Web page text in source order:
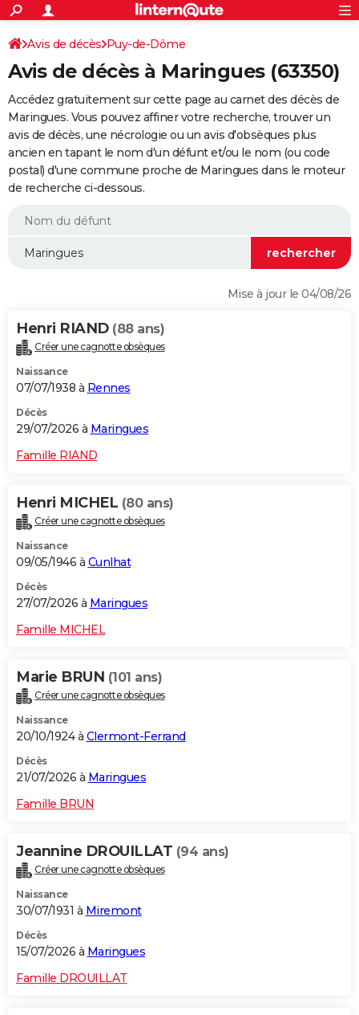
ACTUALITÉS
Politique
Société
Faits Divers
Education
Monde
Villes
+
SPORT
Coupe du monde 2026
Football
Tennis
Cyclisme
Rugby
Forum
Programme TV
TNTStreaming
Cinéma
Sorties cinéma
Musique
+
FINANCE
Retraite
Impôts
Epargne
Immobilier
Risques naturels par ville
Banque
Assurance
Crédit
AUTO
Essais
Réserver un essai
Citadines
Berlines
SUV
Forum auto
+
HIGH-TECH
BRICOLAGE
WEEK-END
Alimentation
Guide de la santé
Maladies
Médicaments
Sommeil
VOYAGE
Destinations
City break
Voyage nature
Voyage de noces
Forum
Climat
+PHOTO
GUIDES D'ACHAT
Carte de Noël
Carte Bonne année
Carte Saint-Valentin
Carte Pâques
Carte d'anniversaire
DICTIONNAIRE
Dictionnaire
Biographies
Citations
Expressions
Proverbes
PROGRAMME TV
S'inscrire
Se connecter
Lycées
Collèges
Primaires
Universités
Entreprises
Service militaire
Avis de recherche
AVIS DE DÉCÈS
FORUM
Bricolage
Lifestyle
Culture
Television
Voyage
S'inscrire
Connexion
Avis de décès Puy-de-Dôme
Avis de décès à Maringues (63350)
Accédez gratuitement sur cette page au carnet des décès de
Maringues. Vous pouvez affiner votre recherche, trouver un
avis de décès, une nécrologie ou un avis d'obsèques plus
ancien en tapant le nom d'un défunt et/ou le nom (ou code
postal) d'une commune proche de Maringues dans le moteur
de recherche ci-dessous.
Mise à jour le 04/08/26
Henri RIAND (88 ans)
Créer une cagnotte obsèques
Naissance
07/07/1938 à Rennes
Décès
29/07/2026 à Maringues
Famille RIAND
Henri MICHEL (80 ans)
Créer une cagnotte obsèques
Naissance
09/05/1946 à Cunlhat
Décès
27/07/2026 à Maringues
Famille MICHEL
Marie BRUN (101 ans)
Créer une cagnotte obsèques
Naissance
20/10/1924 à Clermont-Ferrand
Décès
21/07/2026 à Maringues
Famille BRUN
Jeannine DROUILLAT (94 ans)
Créer une cagnotte obsèques
Naissance
30/07/1931 à Miremont
Décès
15/07/2026 à Maringues
Famille DROUILLAT